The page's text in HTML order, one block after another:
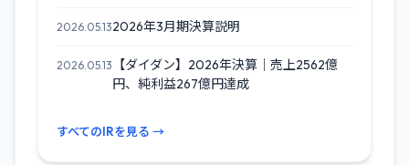
2026.05.132026年3月期決算説明
2026.05.13
【ダイダン】2026年決算｜売上2562億
円、純利益267億円達成
すべてのIRを見る →